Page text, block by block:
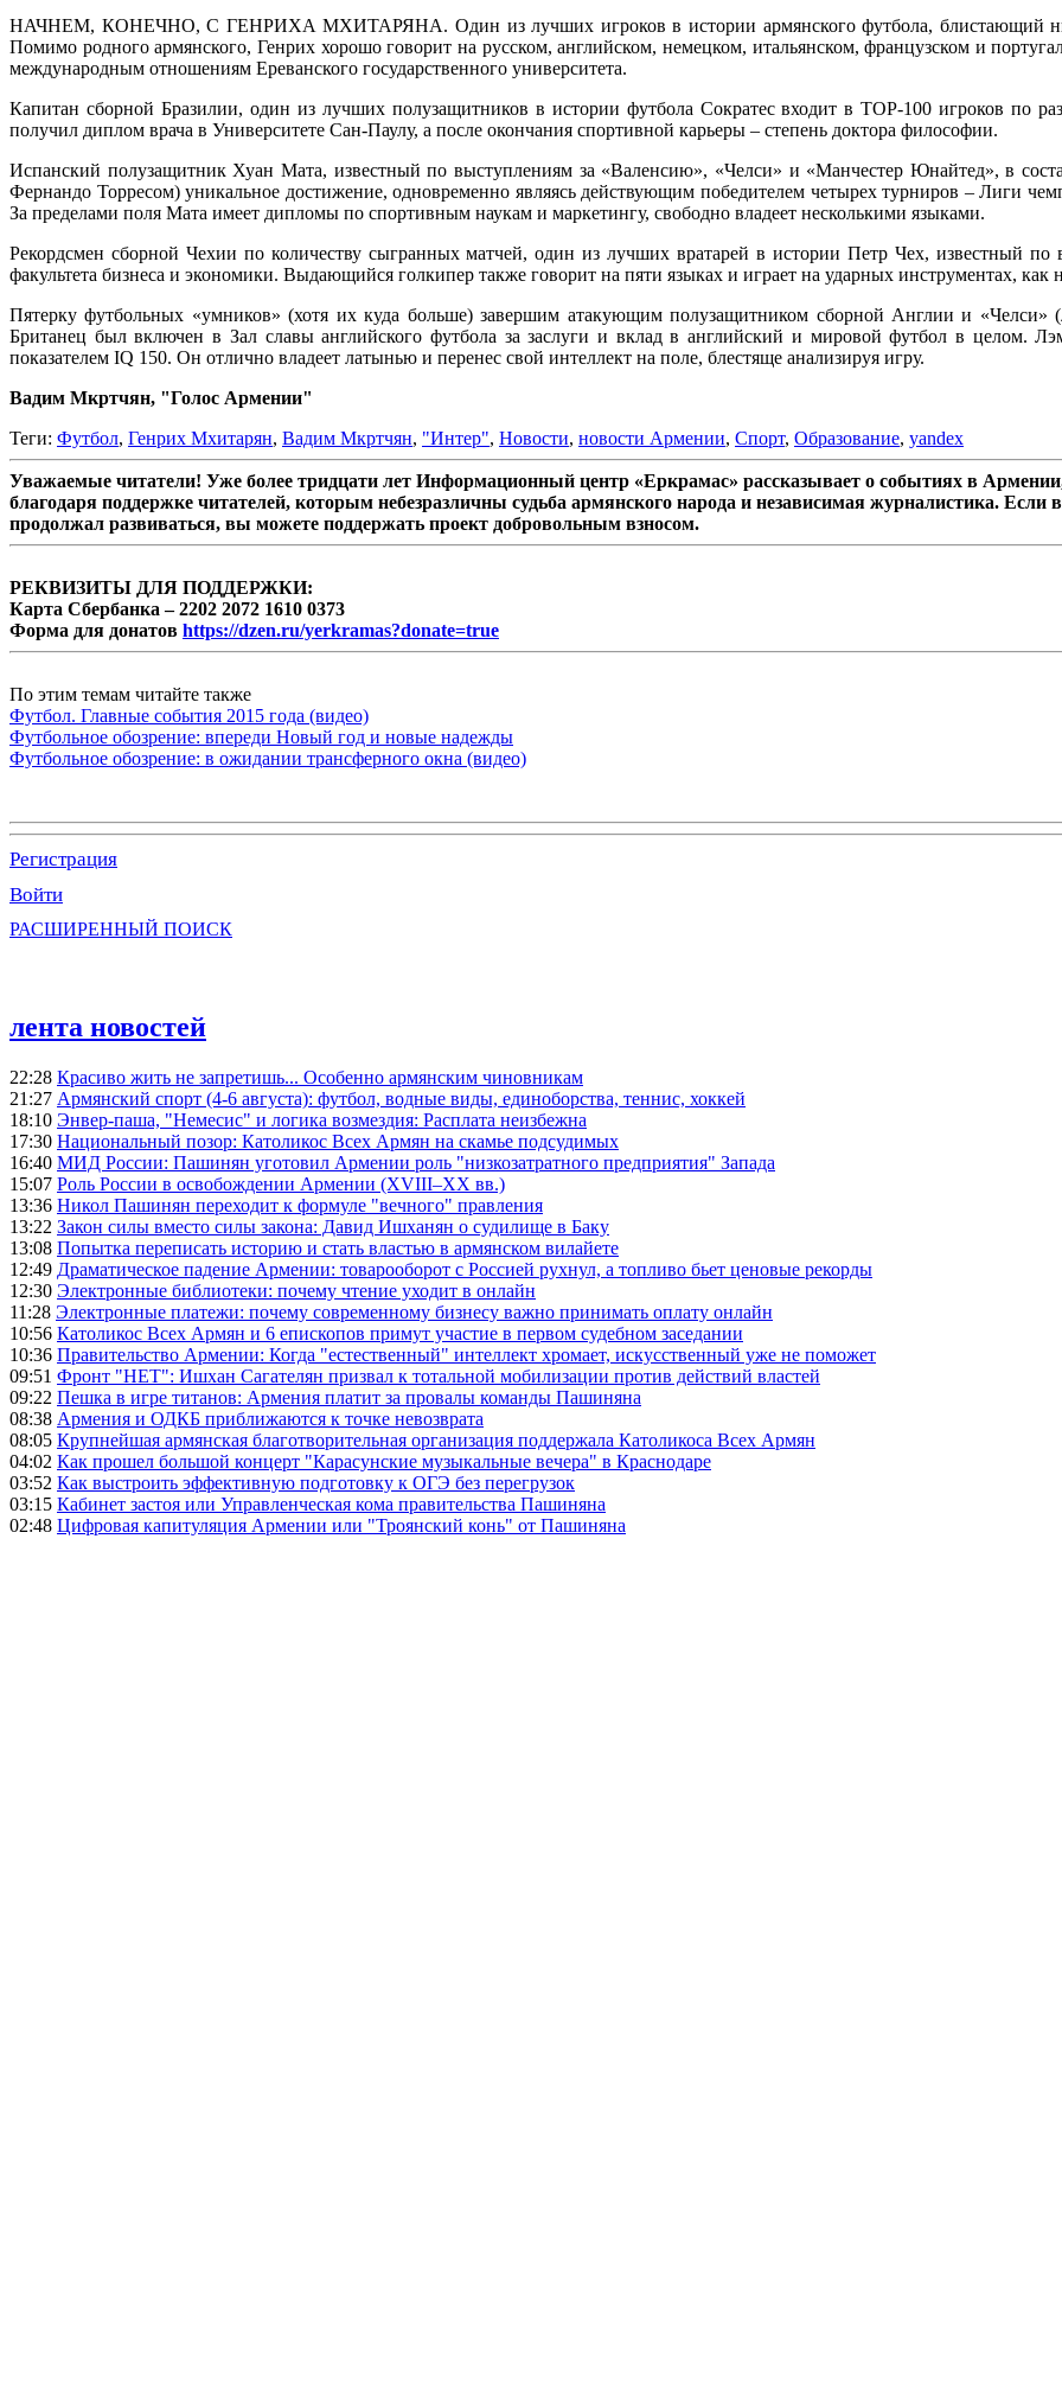
НАЧНЕМ, КОНЕЧНО, С ГЕНРИХА МХИТАРЯНА. Один из лучших игроков в истории армянского футбола, блистающий
Помимо родного армянского, Генрих хорошо говорит на русском, английском, немецком, итальянском, французском и
международным отношениям Ереванского государственного университета.
Капитан сборной Бразилии, один из лучших полузащитников в истории футбола Сократес входит в TOP-100 игроков по
получил диплом врача в Университете Сан-Паулу, а после окончания спортивной карьеры – степень доктора философии.
Испанский полузащитник Хуан Мата, известный по выступлениям за «Валенсию», «Челси» и «Манчестер Юнайтед», в
Фернандо Торресом) уникальное достижение, одновременно являясь действующим победителем четырех турниров – Лиги
За пределами поля Мата имеет дипломы по спортивным наукам и маркетингу, свободно владеет несколькими языками.
Рекордсмен сборной Чехии по количеству сыгранных матчей, один из лучших вратарей в истории Петр Чех, известный по
факультета бизнеса и экономики. Выдающийся голкипер также говорит на пяти языках и играет на ударных инструментах, как
Пятерку футбольных «умников» (хотя их куда больше) завершим атакующим полузащитником сборной Англии и
Британец был включен в Зал славы английского футбола за заслуги и вклад в английский и мировой футбол в целом.
показателем IQ 150. Он отлично владеет латынью и перенес свой интеллект на поле, блестяще анализируя игру.
Вадим Мкртчян, "Голос Армении"
Теги: Футбол, Генрих Мхитарян, Вадим Мкртчян, "Интер", Новости, новости Армении, Спорт, Образование, yandex
Уважаемые читатели! Уже более тридцати лет Информационный центр «Еркрамас» рассказывает о событиях в
благодаря поддержке читателей, которым небезразличны судьба армянского народа и независимая журналистика.
продолжал развиваться, вы можете поддержать проект добровольным взносом.
РЕКВИЗИТЫ ДЛЯ ПОДДЕРЖКИ:
Карта Сбербанка – 2202 2072 1610 0373
Форма для донатов https://dzen.ru/yerkramas?donate=true
По этим темам читайте также
Футбол. Главные события 2015 года (видео)
Футбольное обозрение: впереди Новый год и новые надежды
Футбольное обозрение: в ожидании трансферного окна (видео)
Регистрация
Войти
РАСШИРЕННЫЙ ПОИСК
лента новостей
22:28 Красиво жить не запретишь... Особенно армянским чиновникам
21:27 Армянский спорт (4-6 августа): футбол, водные виды, единоборства, теннис, хоккей
18:10 Энвер-паша, "Немесис" и логика возмездия: Расплата неизбежна
17:30 Национальный позор: Католикос Всех Армян на скамье подсудимых
16:40 МИД России: Пашинян уготовил Армении роль "низкозатратного предприятия" Запада
15:07 Роль России в освобождении Армении (XVIII–XX вв.)
13:36 Никол Пашинян переходит к формуле "вечного" правления
13:22 Закон силы вместо силы закона: Давид Ишханян о судилище в Баку
13:08 Попытка переписать историю и стать властью в армянском вилайете
12:49 Драматическое падение Армении: товарооборот с Россией рухнул, а топливо бьет ценовые рекорды
12:30 Электронные библиотеки: почему чтение уходит в онлайн
11:28 Электронные платежи: почему современному бизнесу важно принимать оплату онлайн
10:56 Католикос Всех Армян и 6 епископов примут участие в первом судебном заседании
10:36 Правительство Армении: Когда "естественный" интеллект хромает, искусственный уже не поможет
09:51 Фронт "НЕТ": Ишхан Сагателян призвал к тотальной мобилизации против действий властей
09:22 Пешка в игре титанов: Армения платит за провалы команды Пашиняна
08:38 Армения и ОДКБ приближаются к точке невозврата
08:05 Крупнейшая армянская благотворительная организация поддержала Католикоса Всех Армян
04:02 Как прошел большой концерт "Карасунские музыкальные вечера" в Краснодаре
03:52 Как выстроить эффективную подготовку к ОГЭ без перегрузок
03:15 Кабинет застоя или Управленческая кома правительства Пашиняна
02:48 Цифровая капитуляция Армении или "Троянский конь" от Пашиняна